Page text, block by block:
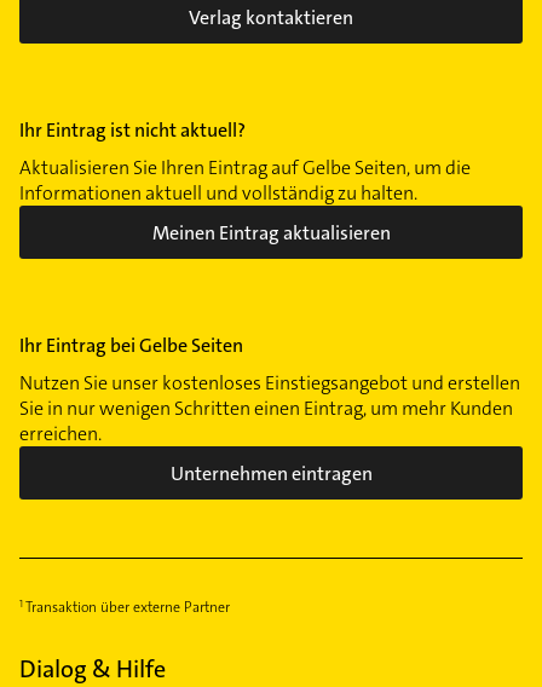
Verlag kontaktieren
Ihr Eintrag ist nicht aktuell?
Aktualisieren Sie Ihren Eintrag auf Gelbe Seiten, um die
Informationen aktuell und vollständig zu halten.
Meinen Eintrag aktualisieren
Ihr Eintrag bei Gelbe Seiten
Nutzen Sie unser kostenloses Einstiegsangebot und erstellen
Sie in nur wenigen Schritten einen Eintrag, um mehr Kunden
erreichen.
Unternehmen eintragen
Transaktion über externe Partner
Dialog & Hilfe